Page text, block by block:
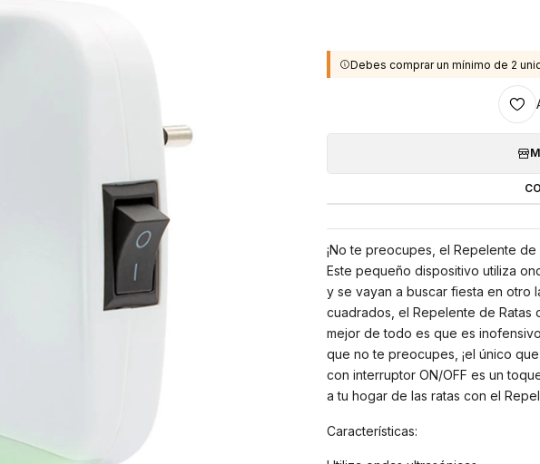
Debes comprar un mínimo de 2
¡No te preocupes, el Repelente
Este pequeño dispositivo utiliza
y se vayan a buscar fiesta en otro
cuadrados, el Repelente de Ratas
mejor de todo es que es
que no te preocupes, ¡el único
con interruptor ON/OFF es un
a tu hogar de las ratas con el
Características: